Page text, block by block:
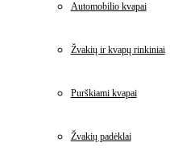
Automobilio kvapai
Žvakių ir kvapų rinkiniai
Purškiami kvapai
Žvakių padėklai